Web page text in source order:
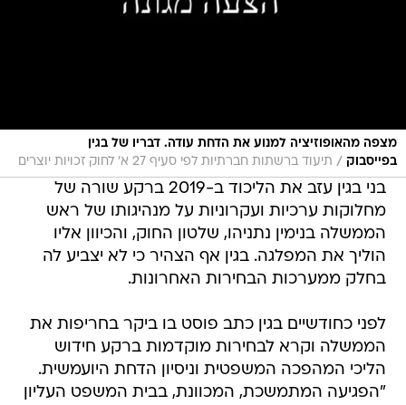
מצפה מהאופוזיציה למנוע את הדחת עודה. דבריו של בגין
בפייסבוק / תיעוד ברשתות חברתיות לפי סעיף 27 א' לחוק זכויות יוצרים
בני בגין עזב את הליכוד ב-2019 ברקע שורה של
מחלוקות ערכיות ועקרוניות על מנהיגותו של ראש
הממשלה בנימין נתניהו, שלטון החוק, והכיוון אליו
הוליך את המפלגה. בגין אף הצהיר כי לא יצביע לה
בחלק ממערכות הבחירות האחרונות.
לפני כחודשיים בגין כתב פוסט בו ביקר בחריפות את
הממשלה וקרא לבחירות מוקדמות ברקע חידוש
הליכי המהפכה המשפטית וניסיון הדחת היועמשית.
"הפגיעה המתמשכת, המכוונת, בבית המשפט העליון